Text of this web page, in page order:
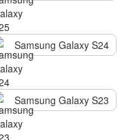
Samsung Galaxy S24
Samsung Galaxy S23